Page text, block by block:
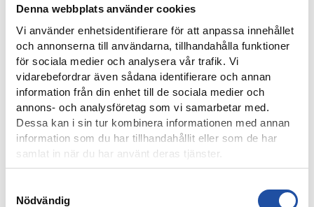
Denna webbplats använder cookies
Vi använder enhetsidentifierare för att anpassa innehållet
och annonserna till användarna, tillhandahålla funktioner
för sociala medier och analysera vår trafik. Vi
vidarebefordrar även sådana identifierare och annan
information från din enhet till de sociala medier och
annons- och analysföretag som vi samarbetar med.
Dessa kan i sin tur kombinera informationen med annan
information som du har tillhandahållit eller som de har
samlat in när du har använt deras tjänster.
Nödvändig
4 AUGUSTI, 2026
FARTFYLLD OCH TÄT MATCH I LIGACUPEN – KYLIAN
NÄTADE MOT DJURGÅRDEN